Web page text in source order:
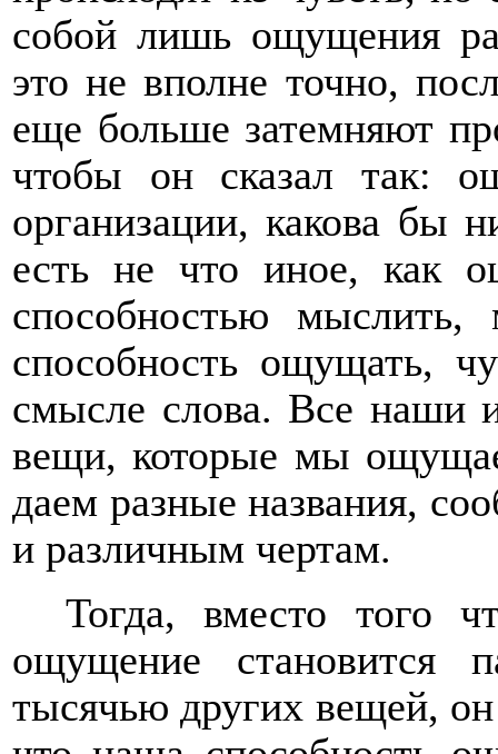
собой лишь ощущения
это не вполне точно,
еще больше затемняют
чтобы он сказал так:
организации, какова бы
есть не что иное, как
способностью
способность ощущать,
смысле слова. Все наши
вещи, которые мы
даем разные названия,
и различным чертам.
Тогда, вместо того
ощущение становится
тысячью других вещей,